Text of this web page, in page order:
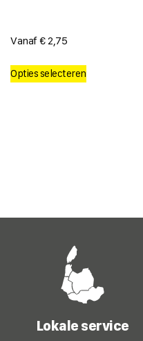
Vanaf€2,75
Opties selecteren
Dit
product
worden
productpagina
Lokale service